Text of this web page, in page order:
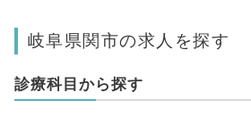
岐阜県関市の求人を探す
診療科目から探す